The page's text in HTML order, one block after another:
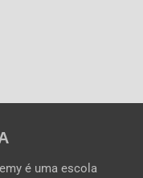
é uma escola